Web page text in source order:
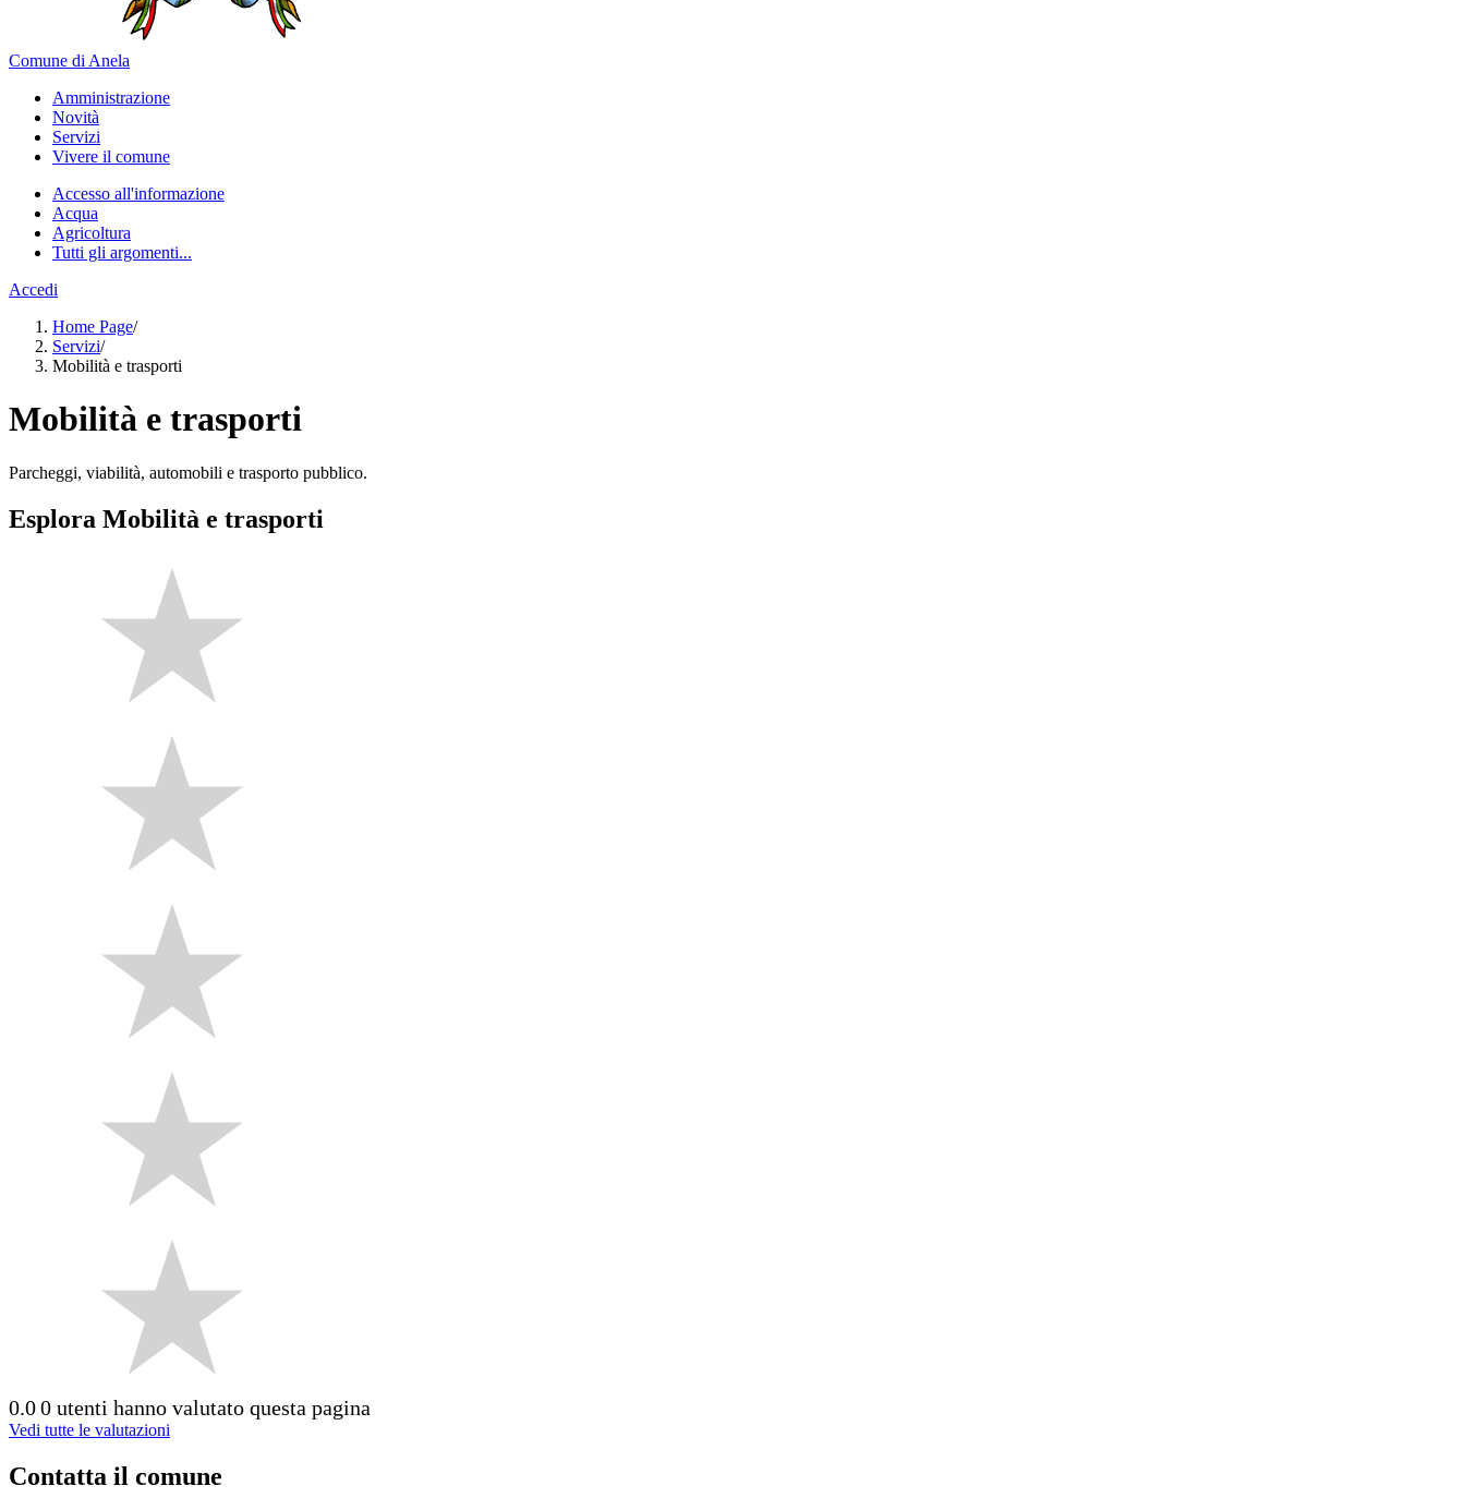
Comune di Anela
Amministrazione
Novità
Servizi
Vivere il comune
Accesso all'informazione
Acqua
Agricoltura
Tutti gli argomenti...
Accedi
Home Page/
Servizi/
Mobilità e trasporti
Mobilità e trasporti
Parcheggi, viabilità, automobili e trasporto pubblico.
Esplora Mobilità e trasporti
0.00 utenti hanno valutato questa pagina
Vedi tutte le valutazioni
Contatta il comune